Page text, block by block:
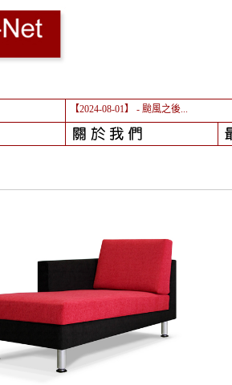
【2024-08-01】 - 颱風之後...